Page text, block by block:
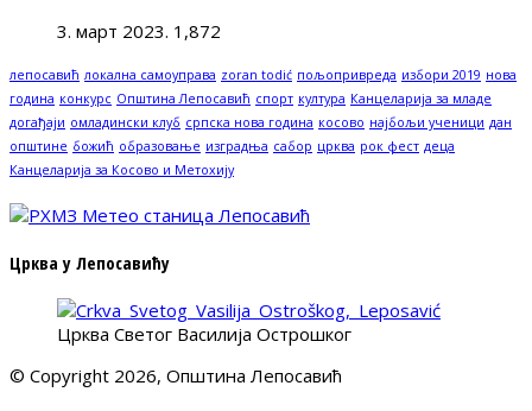
3. март 2023. 1,872
лепосавић локална самоуправа zoran todić пољопривреда избори 2019 нова
година конкурс Општина Лепосавић спорт култура Канцеларија за младе
догађаји омладински клуб српска нова година косово најбољи ученици дан
општине божић образовање изградња сабор црква рок фест деца
Канцеларија за Косово и Метохију
Црква у Лепосавићу
Црква Светог Василија Острошког
© Copyright 2026, Општина Лепосавић